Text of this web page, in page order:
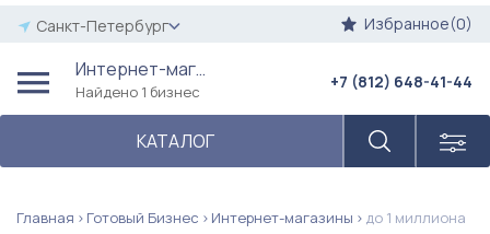
Санкт-Петербург Избранное(0)
Интернет-магазины
Найдено 1 бизнес
КАТАЛОГ
+7 (812) 648-41-44
Главная Готовый Бизнес Интернет-магазины до 1 миллиона